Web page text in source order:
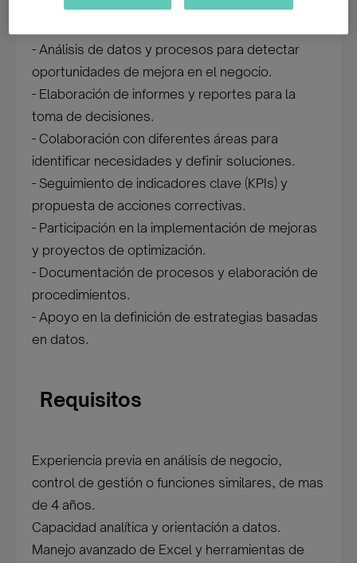
Funciones principales
- Análisis de datos y procesos para detectar
oportunidades de mejora en el negocio.
- Elaboración de informes y reportes para la
toma de decisiones.
- Colaboración con diferentes áreas para
identificar necesidades y definir soluciones.
- Seguimiento de indicadores clave (KPIs) y
propuesta de acciones correctivas.
- Participación en la implementación de mejoras
y proyectos de optimización.
- Documentación de procesos y elaboración de
procedimientos.
- Apoyo en la definición de estrategias basadas
en datos.
Requisitos
Experiencia previa en análisis de negocio,
control de gestión o funciones similares, de mas
de 4 años.
Capacidad analítica y orientación a datos.
Manejo avanzado de Excel y herramientas de